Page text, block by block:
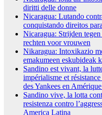
diritti delle donne
Nicaragua: Lutando
conquistando direitos
Nicaragua: Strijden
rechten voor vrouwen
Nikaragua: Intoxikazio
emakumeen eskubideak
Sandino est vivant, la
impérialisme et
des Yankees en
Sandino vive, la lotta
resistenza contro
America Latina